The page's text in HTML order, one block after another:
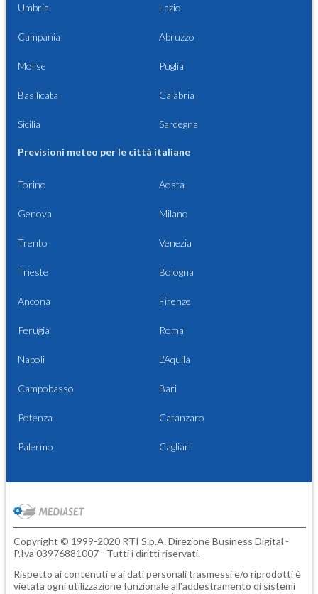
Umbria Lazio
Campania Abruzzo
Molise Puglia
Basilicata Calabria
Sicilia Sardegna
Previsioni meteo per le città italiane
Torino Aosta
Genova Milano
Trento Venezia
Trieste Bologna
Ancona Firenze
Perugia Roma
Napoli L'Aquila
Campobasso Bari
Potenza Catanzaro
Palermo Cagliari
Copyright © 1999-2020 RTI S.p.A. Direzione Business Digital -
P.Iva 03976881007 - Tutti i diritti riservati.
Rispetto ai contenuti e ai dati personali trasmessi e/o riprodotti è
vietata ogni utilizzazione funzionale all'addestramento di sistemi